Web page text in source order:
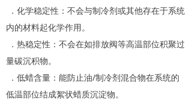
．化学稳定性：不会与制冷剂或其他存在于系统
内的材料起化学作用。
．热稳定性：不会在如排放阀等高温部位积聚过
量碳沉积物。
．低蜡含量：能防止油/制冷剂混合物在系统的
低温部位结成絮状蜡质沉淀物。